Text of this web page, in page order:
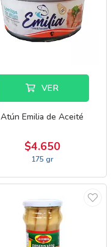
VER
Atún Emilia de Aceité
$4.650
175 gr